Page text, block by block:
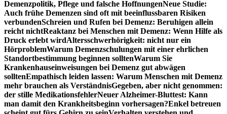
Demenzpolitik, Pflege und falsche HoffnungenNeue Studie:
Auch frühe Demenzen sind oft mit beeinflussbaren Risiken
verbundenSchreien und Rufen bei Demenz: Beruhigen allein
reicht nichtReaktanz bei Menschen mit Demenz: Wenn Hilfe als
Druck erlebt wirdAltersschwerhörigkeit: nicht nur ein
HörproblemWarum Demenzschulungen mit einer ehrlichen
Standortbestimmung beginnen solltenWarum Sie
Krankenhauseinweisungen bei Demenz gut abwägen
solltenEmpathisch leiden lassen: Warum Menschen mit Demenz
mehr brauchen als VerständnisGegeben, aber nicht genommen:
der stille MedikationsfehlerNeuer Alzheimer-Bluttest: Kann
man damit den Krankheitsbeginn vorhersagen?Enkel betreuen